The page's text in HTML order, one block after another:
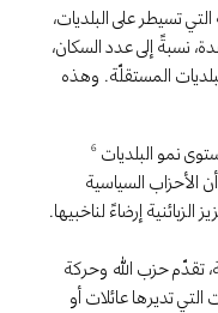
تسيطر على البلديات،
نسبةً إلى عدد السكان،
المستقلّة. وهذه
نمو البلديات 6
الأحزاب السياسية
إرضاءً لناخبيها.
تقدّم حزب الله وحركة
تديرها عائلات أو